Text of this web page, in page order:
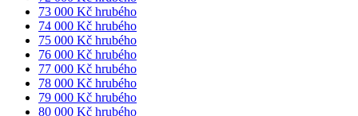
73 000 Kč hrubého
74 000 Kč hrubého
75 000 Kč hrubého
76 000 Kč hrubého
77 000 Kč hrubého
78 000 Kč hrubého
79 000 Kč hrubého
80 000 Kč hrubého